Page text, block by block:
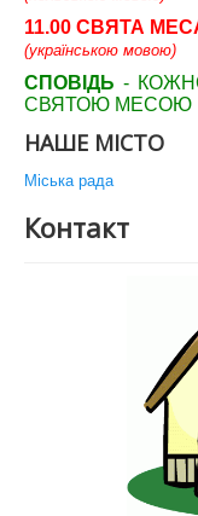
11.00 СВЯТА
(українською мовою)
СПОВІДЬ -
СВЯТОЮ МЕСОЮ
НАШЕ МІСТО
Міська рада
Контакт